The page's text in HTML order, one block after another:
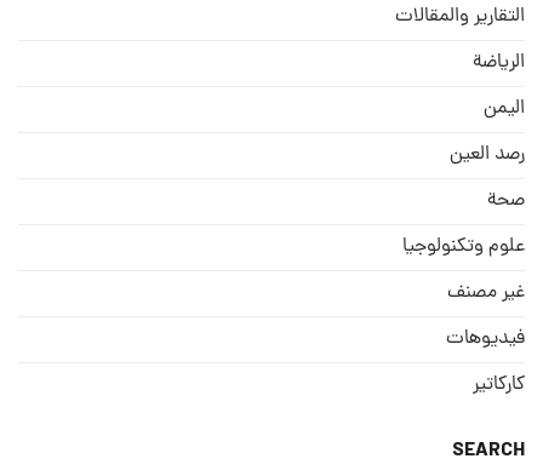
التقارير والمقالات
الریاضة
الیمن
رصد العین
صحة
علوم وتكنولوجيا
غير مصنف
فيديوهات
كاركاتير
SEARCH